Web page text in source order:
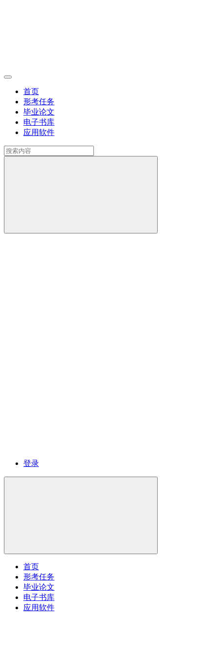
首页
形考任务
毕业论文
电子书库
应用软件
登录
首页
形考任务
毕业论文
电子书库
应用软件